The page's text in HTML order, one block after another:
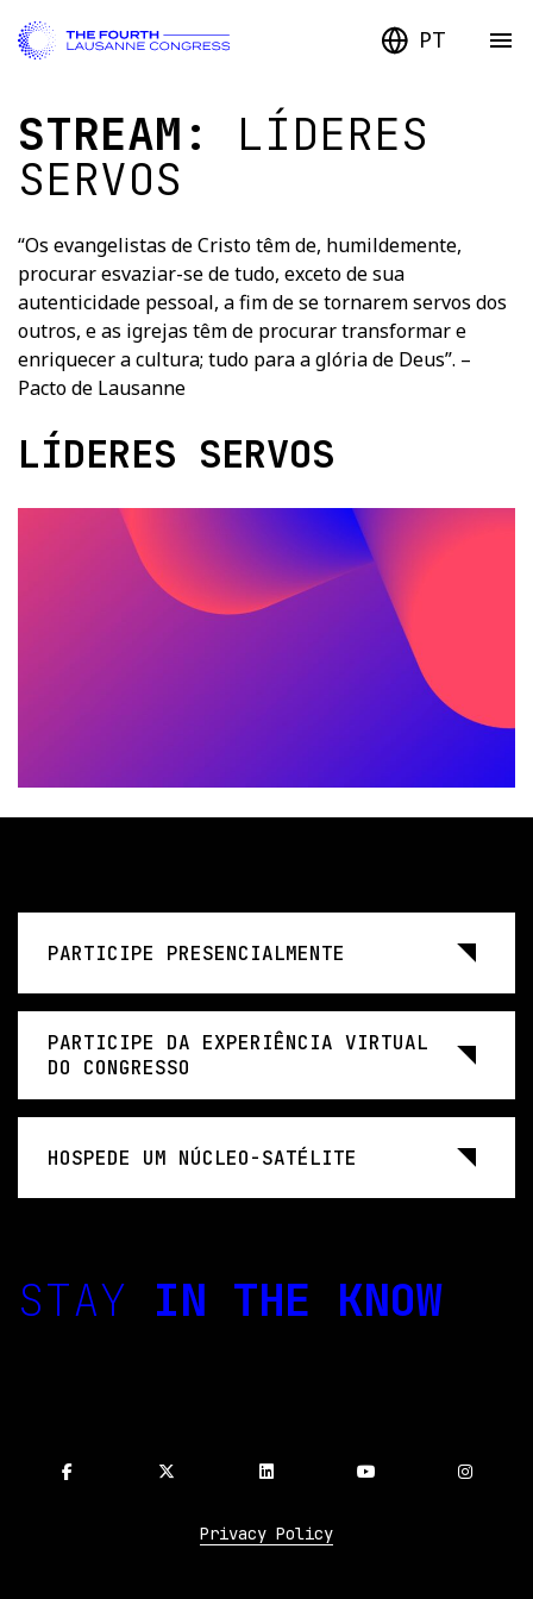
PT
STREAM: LÍDERES
SERVOS
“Os evangelistas de Cristo têm de, humildemente,
procurar esvaziar-se de tudo, exceto de sua
autenticidade pessoal, a fim de se tornarem servos dos
outros, e as igrejas têm de procurar transformar e
enriquecer a cultura; tudo para a glória de Deus”. –
Pacto de Lausanne
LÍDERES SERVOS
PARTICIPE PRESENCIALMENTE
PARTICIPE DA EXPERIÊNCIA VIRTUAL
DO CONGRESSO
HOSPEDE UM NÚCLEO-SATÉLITE
STAY IN THE KNOW
Privacy Policy